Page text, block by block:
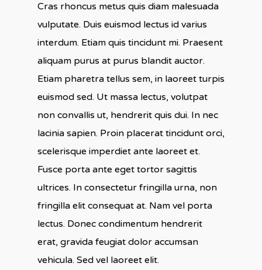
Cras rhoncus metus quis diam malesuada
vulputate. Duis euismod lectus id varius
interdum. Etiam quis tincidunt mi. Praesent
aliquam purus at purus blandit auctor.
Etiam pharetra tellus sem, in laoreet turpis
euismod sed. Ut massa lectus, volutpat
non convallis ut, hendrerit quis dui. In nec
lacinia sapien. Proin placerat tincidunt orci,
scelerisque imperdiet ante laoreet et.
Fusce porta ante eget tortor sagittis
ultrices. In consectetur fringilla urna, non
fringilla elit consequat at. Nam vel porta
lectus. Donec condimentum hendrerit
erat, gravida feugiat dolor accumsan
vehicula. Sed vel laoreet elit.